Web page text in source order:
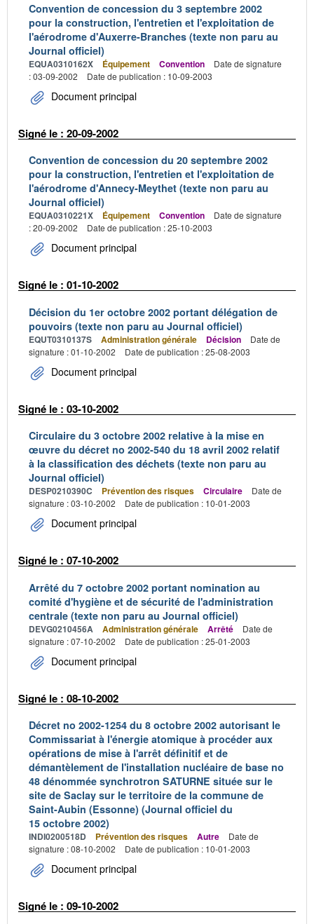
Convention de concession du 3 septembre 2002
pour la construction, l'entretien et l'exploitation de
l'aérodrome d'Auxerre-Branches (texte non paru au
Journal officiel)
EQUA0310162X Équipement Convention
Date de signature
: 03-09-2002
Date de publication : 10-09-2003
Document principal
Signé le : 20-09-2002
Convention de concession du 20 septembre 2002
pour la construction, l'entretien et l'exploitation de
l'aérodrome d'Annecy-Meythet (texte non paru au
Journal officiel)
EQUA0310221X Équipement Convention
Date de signature
: 20-09-2002
Date de publication : 25-10-2003
Document principal
Signé le : 01-10-2002
Décision du 1er octobre 2002 portant délégation de
pouvoirs (texte non paru au Journal officiel)
EQUT0310137S Administration générale Décision
Date de
signature : 01-10-2002
Date de publication : 25-08-2003
Document principal
Signé le : 03-10-2002
Circulaire du 3 octobre 2002 relative à la mise en
œuvre du décret no 2002-540 du 18 avril 2002 relatif
à la classification des déchets (texte non paru au
Journal officiel)
DESP0210390C Prévention des risques Circulaire
Date de
signature : 03-10-2002
Date de publication : 10-01-2003
Document principal
Signé le : 07-10-2002
Arrêté du 7 octobre 2002 portant nomination au
comité d'hygiène et de sécurité de l'administration
centrale (texte non paru au Journal officiel)
DEVG0210456A Administration générale Arrêté
Date de
signature : 07-10-2002
Date de publication : 25-01-2003
Document principal
Signé le : 08-10-2002
Décret no 2002-1254 du 8 octobre 2002 autorisant le
Commissariat à l'énergie atomique à procéder aux
opérations de mise à l'arrêt définitif et de
démantèlement de l'installation nucléaire de base no
48 dénommée synchrotron SATURNE située sur le
site de Saclay sur le territoire de la commune de
Saint-Aubin (Essonne) (Journal officiel du
15 octobre 2002)
INDI0200518D Prévention des risques Autre
Date de
signature : 08-10-2002
Date de publication : 10-01-2003
Document principal
Signé le : 09-10-2002